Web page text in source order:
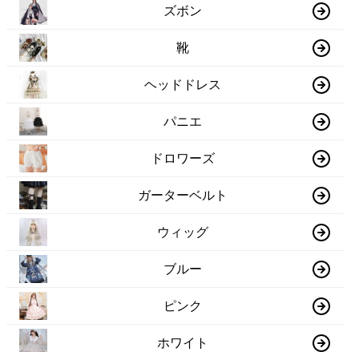
ズボン
靴
ヘッドドレス
パニエ
ドロワーズ
ガーターベルト
ウィッグ
ブルー
ピンク
ホワイト